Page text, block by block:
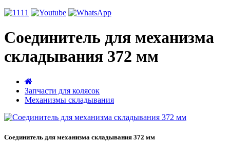
Соединитель для механизма
складывания 372 мм
Запчасти для колясок
Механизмы складывания
Соединитель для механизма складывания 372 мм